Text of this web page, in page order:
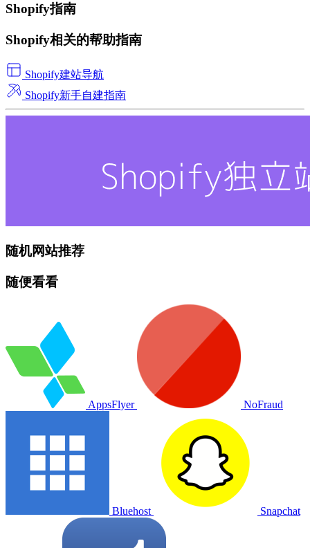
Shopify指南
Shopify相关的帮助指南
Shopify建站导航
Shopify新手自建指南
随机网站推荐
随便看看
AppsFlyer NoFraud
Bluehost Snapchat